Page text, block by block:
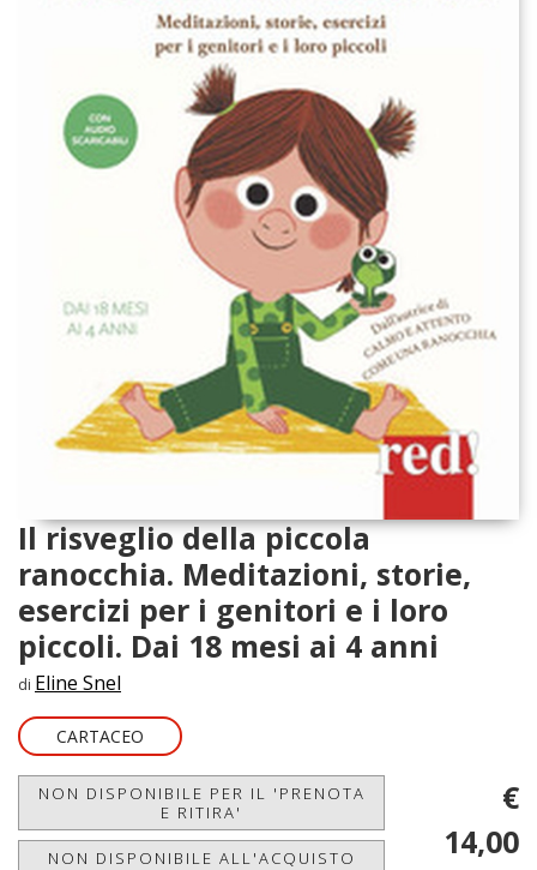
Il risveglio della piccola
ranocchia. Meditazioni, storie,
esercizi per i genitori e i loro
piccoli. Dai 18 mesi ai 4 anni
di Eline Snel
CARTACEO
NON DISPONIBILE PER IL 'PRENOTA
E RITIRA'
NON DISPONIBILE ALL'ACQUISTO
€
14,00